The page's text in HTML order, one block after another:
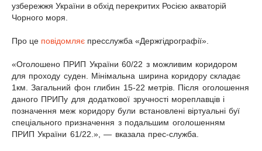
узбережжя України в обхід перекритих Росією акваторій
Чорного моря.
Про це повідомляє пресслужба «Держгідрографії».
«Оголошено ПРИП України 60/22 з можливим коридором
для проходу суден. Мінімальна ширина коридору складає
1км. Загальний фон глибин 15-22 метрів. Після оголошення
даного ПРИПу для додаткової зручності мореплавців і
позначення меж коридору були встановлені віртуальні буї
спеціального призначення з подальшим оголошенням
ПРИП України 61/22.», — вказала прес-служба.